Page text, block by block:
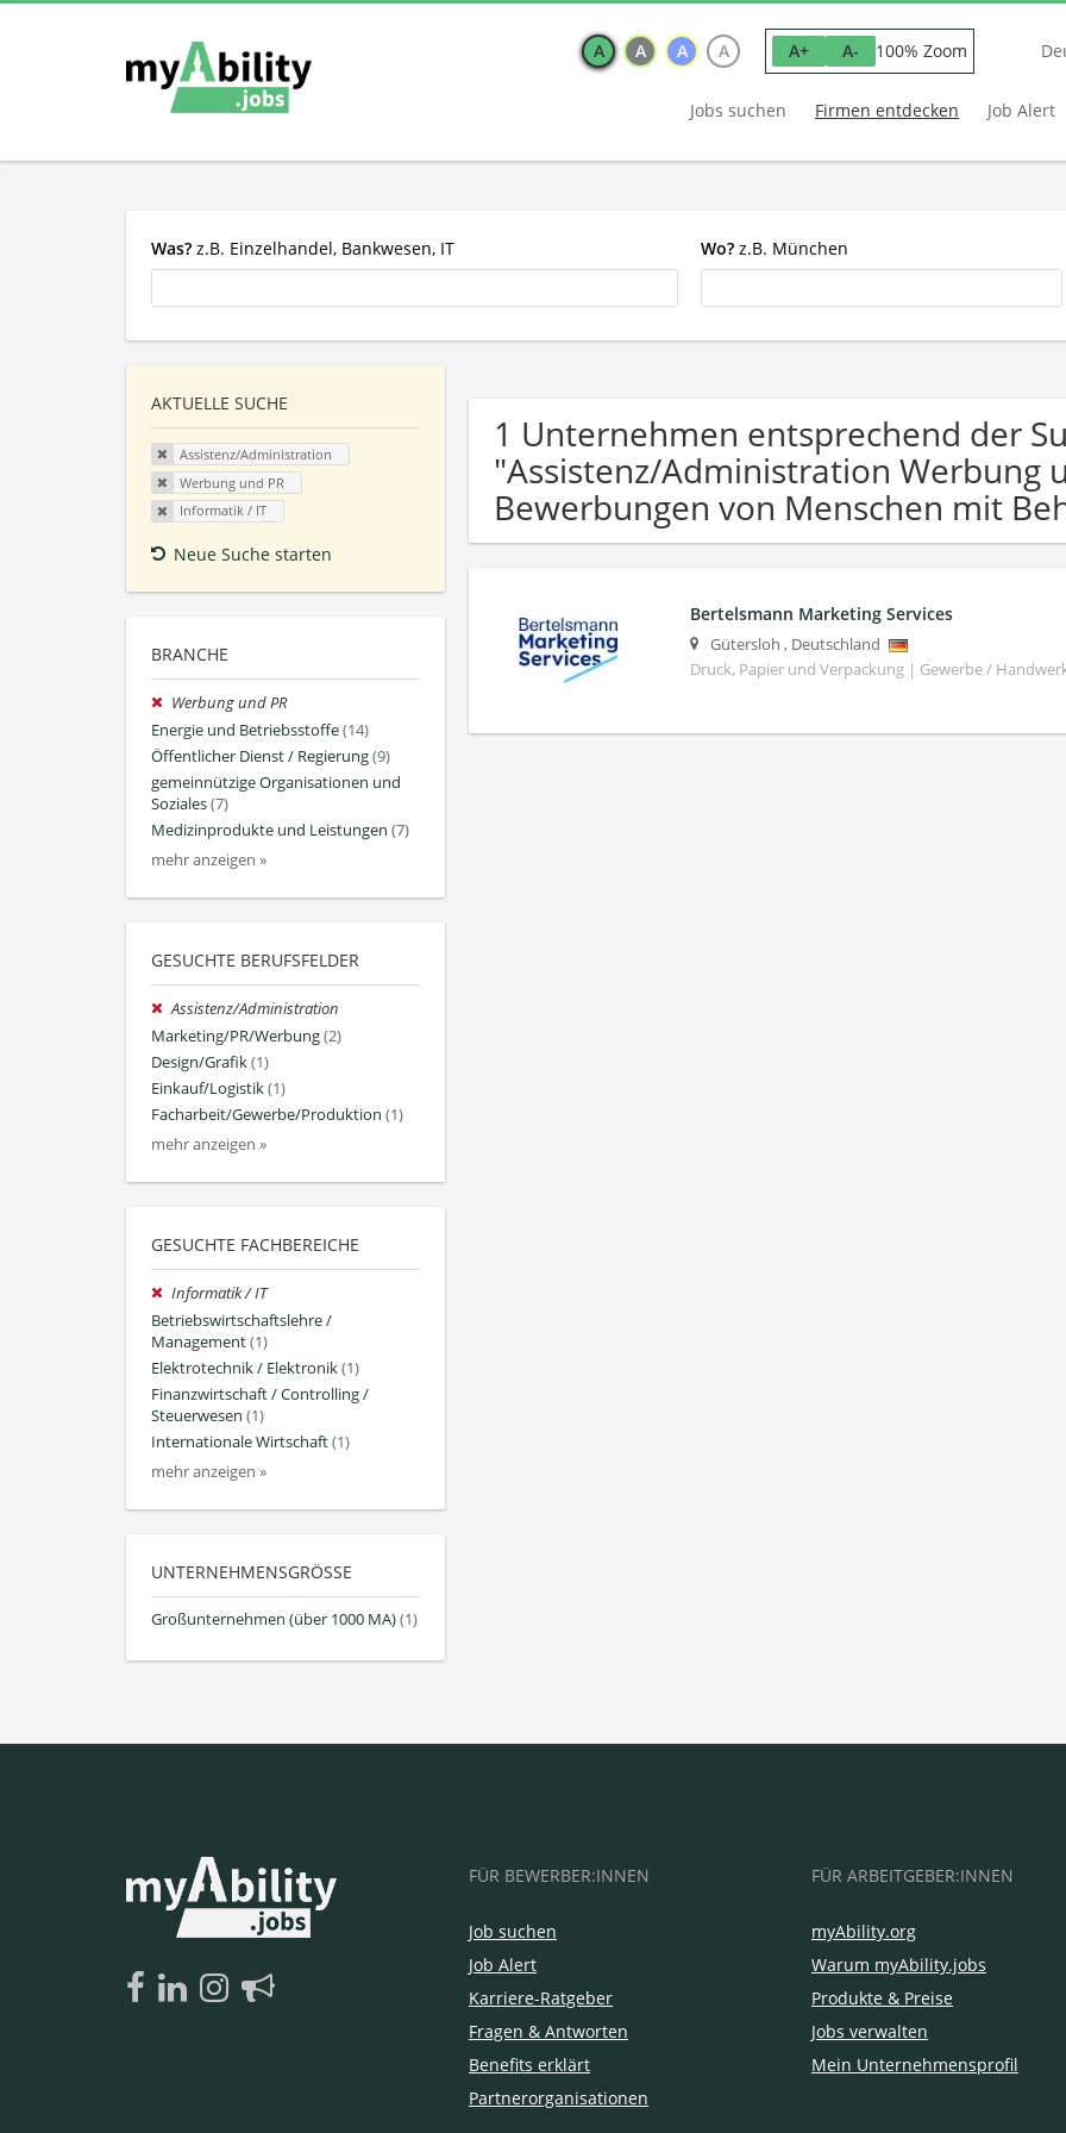
A A A A A+ A- 100% Zoom
Jobs suchen Firmen entdecken Job Alert
Was? z.B. Einzelhandel, Bankwesen, IT Wo? z.B. München
AKTUELLE SUCHE
Assistenz/Administration
Werbung und PR
Informatik / IT
Neue Suche starten
BRANCHE
Werbung und PR
Energie und Betriebsstoffe(14)
Öffentlicher Dienst / Regierung(9)
gemeinnützige Organisationen und
Soziales(7)
Medizinprodukte und Leistungen (7)
mehr anzeigen »
GESUCHTE BERUFSFELDER
Assistenz/Administration
Marketing/PR/Werbung(2)
Design/Grafik(1)
Einkauf/Logistik(1)
Facharbeit/Gewerbe/Produktion (1)
mehr anzeigen »
GESUCHTE FACHBEREICHE
Informatik / IT
Betriebswirtschaftslehre /
Management(1)
Elektrotechnik / Elektronik(1)
Finanzwirtschaft / Controlling /
Steuerwesen (1)
Internationale Wirtschaft(1)
mehr anzeigen »
UNTERNEHMENSGRÖSSE
Großunternehmen (über 1000 MA)(1)
1 Unternehmen entsprechend der
"Assistenz/Administration Werbung
Bewerbungen von Menschen mit
Bertelsmann Marketing Services
Gütersloh , Deutschland
Druck, Papier und Verpackung | Gewerbe /
FÜR BEWERBER:INNEN
Job suchen
Job Alert
Karriere-Ratgeber
Fragen & Antworten
Benefits erklärt
Partnerorganisationen
FÜR ARBEITGEBER:INNEN
myAbility.org
Warum myAbility.jobs
Produkte & Preise
Jobs verwalten
Mein Unternehmensprofil